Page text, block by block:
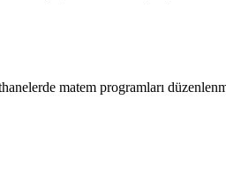
matem programları